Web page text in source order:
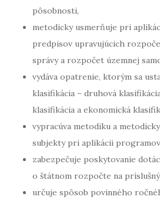
pôsobnosti,
metodicky usmerňuje pri
predpisov upravujúcich
správy a rozpočet územnej
vydáva opatrenie, ktorým sa
klasifikácia – druhová
klasifikácia a ekonomická
vypracúva metodiku a
subjekty pri aplikácii
zabezpečuje poskytovanie
o štátnom rozpočte na
určuje spôsob povinného